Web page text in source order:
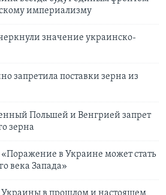
империализму
значение украинско-
запретила поставки зерна из
Польшей и Венгрией запрет
зерна
в Украине может стать
века Запада»